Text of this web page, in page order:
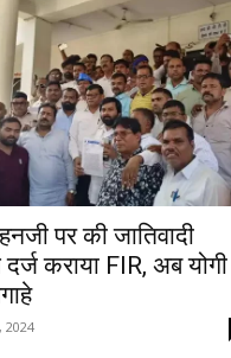
पर की जातिवादी
दर्ज कराया FIR, अब योगी
2024